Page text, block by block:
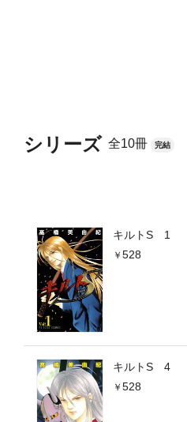
シリーズ 全10冊 完結
キルトS 1
528
キルトS 4
528